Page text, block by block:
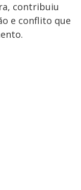
contribuiu
e conflito que